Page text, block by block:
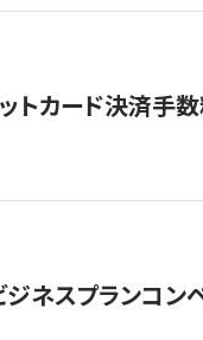
トカード決済手
ネスプランコン